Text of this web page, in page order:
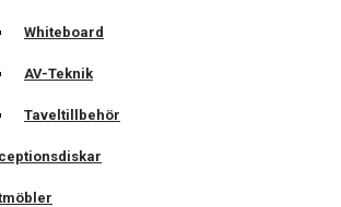
Whiteboard
AV-Teknik
Taveltillbehör